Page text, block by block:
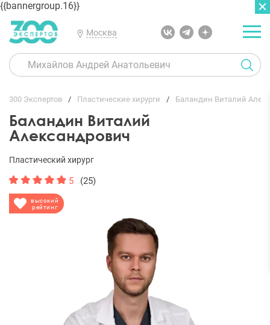
{{bannergroup.16}}
Москва
300 Экспертов Пластические хирурги Баландин Виталий
Баландин Виталий
Александрович
высокий
рейтинг
Пластический хирург
5 (25)
ГЛАВНАЯ ОТЗЫВЫ